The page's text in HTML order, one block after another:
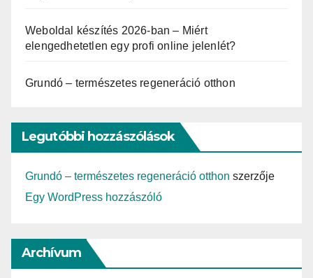
Weboldal készítés 2026-ban – Miért
elengedhetetlen egy profi online jelenlét?
Grundó – természetes regeneráció otthon
Legutóbbi hozzászólások
Grundó – természetes regeneráció otthon szerzője
Egy WordPress hozzászóló
Archívum